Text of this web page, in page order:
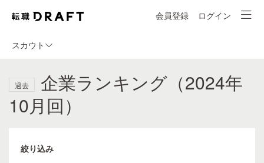
会員登録 ログイン
スカウト
過去
企業ランキング（2024年
10月回）
絞り込み